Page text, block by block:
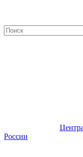
России